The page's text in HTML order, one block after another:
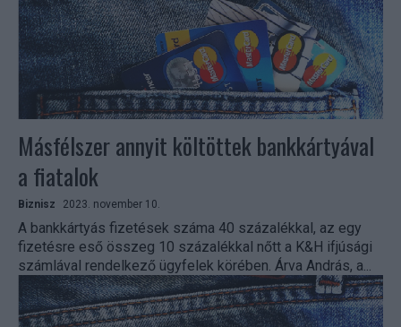
Másfélszer annyit költöttek bankkártyával
a fiatalok
Biznisz 2023. november 10.
A bankkártyás fizetések száma 40 százalékkal, az egy
fizetésre eső összeg 10 százalékkal nőtt a K&H ifjúsági
számlával rendelkező ügyfelek körében. Árva András, a...